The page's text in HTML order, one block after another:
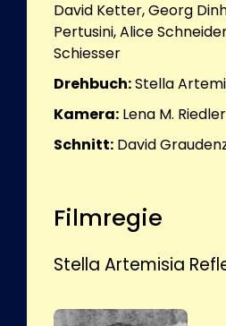
David Ketter, Georg
Pertusini, Alice
Schiesser
Drehbuch:Stella
Kamera: Lena M. Riedler
Schnitt: David
Filmregie
Stella Artemisia